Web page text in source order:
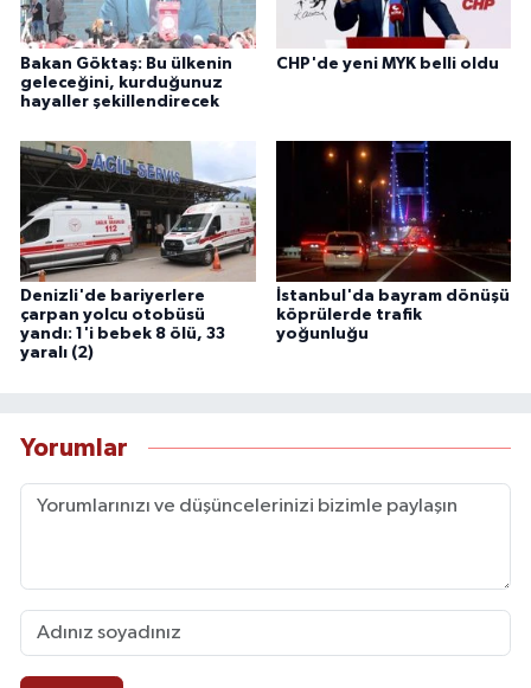
Bakan Göktaş: Bu ülkenin
geleceğini, kurduğunuz
hayaller şekillendirecek
CHP'de yeni MYK belli oldu
Denizli'de bariyerlere
çarpan yolcu otobüsü
yandı: 1'i bebek 8 ölü, 33
yaralı (2)
İstanbul'da bayram dönüşü
köprülerde trafik
yoğunluğu
Yorumlar